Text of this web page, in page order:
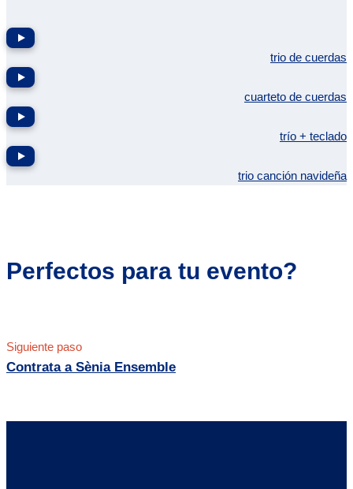
trio de cuerdas
cuarteto de cuerdas
trío + teclado
trio canción navideña
Perfectos para tu evento?
Siguiente paso
Contrata a Sènia Ensemble